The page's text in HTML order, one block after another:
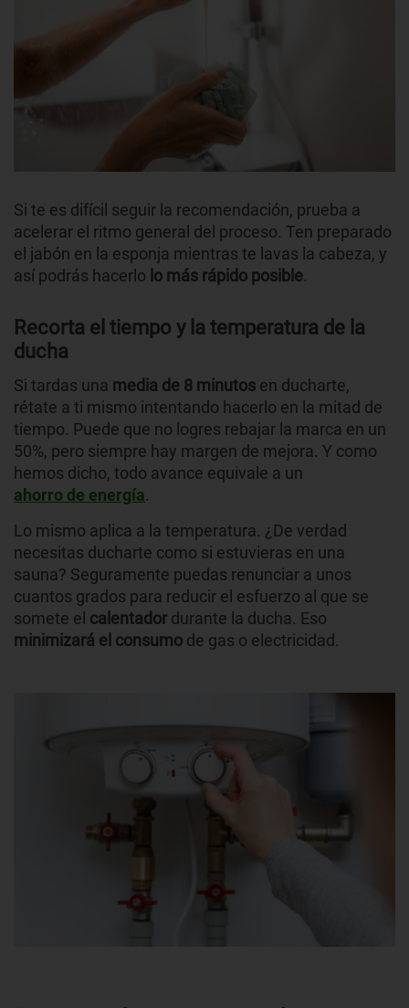
Si te es difícil seguir la recomendación, prueba a
acelerar el ritmo general del proceso. Ten preparado
el jabón en la esponja mientras te lavas la cabeza, y
así podrás hacerlo lo más rápido posible.
Recorta el tiempo y la temperatura de la
ducha
Si tardas una media de 8 minutos en ducharte,
rétate a ti mismo intentando hacerlo en la mitad de
tiempo. Puede que no logres rebajar la marca en un
50%, pero siempre hay margen de mejora. Y como
hemos dicho, todo avance equivale a un
ahorro de energía.
Lo mismo aplica a la temperatura. ¿De verdad
necesitas ducharte como si estuvieras en una
sauna? Seguramente puedas renunciar a unos
cuantos grados para reducir el esfuerzo al que se
somete el calentador durante la ducha. Eso
minimizará el consumo de gas o electricidad.